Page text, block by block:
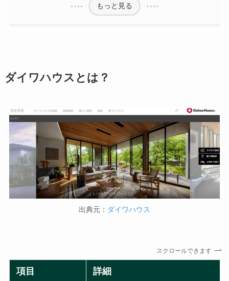
もっと見る
ダイワハウスとは？
出典元： ダイワハウス
スクロールできます
項目 詳細